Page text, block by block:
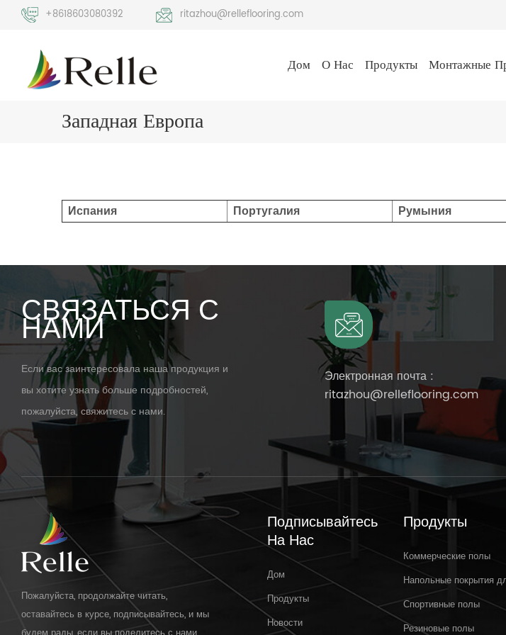
+8618603080392 ritazhou@relleflooring.com
Дом О Нас Продукты Монтажные
Западная Европа
Испания Португалия Румыния
СВЯЗАТЬСЯ С
НАМИ
Если вас заинтересовала наша продукция и
вы хотите узнать больше подробностей,
пожалуйста, свяжитесь с нами.
Электронная почта :
ritazhou@relleflooring.com
Пожалуйста, продолжайте читать,
оставайтесь в курсе, подписывайтесь, и мы
Подписывайтесь
На Нас
Дом
Продукты
Новости
Продукты
Коммерческие полы
Напольные покрытия
Спортивные полы
Резиновые полы
Добро
Crocus